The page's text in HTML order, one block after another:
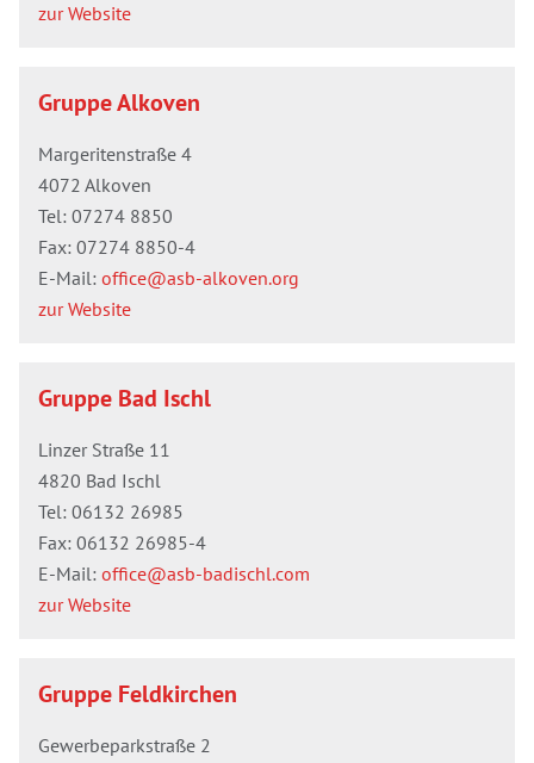
zur Website
Gruppe Alkoven
Margeritenstraße 4
4072 Alkoven
Tel: 07274 8850
Fax: 07274 8850-4
E-Mail: office@asb-alkoven.org
zur Website
Gruppe Bad Ischl
Linzer Straße 11
4820 Bad Ischl
Tel: 06132 26985
Fax: 06132 26985-4
E-Mail: office@asb-badischl.com
zur Website
Gruppe Feldkirchen
Gewerbeparkstraße 2